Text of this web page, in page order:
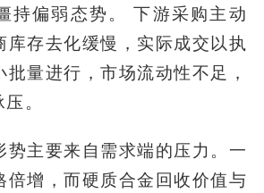
持偏弱态势。 下游采购主动
库存去化缓慢，实际成交以执
量进行，市场流动性不足，
。
势主要来自需求端的压力。一
倍增，而硬质合金回收价值与